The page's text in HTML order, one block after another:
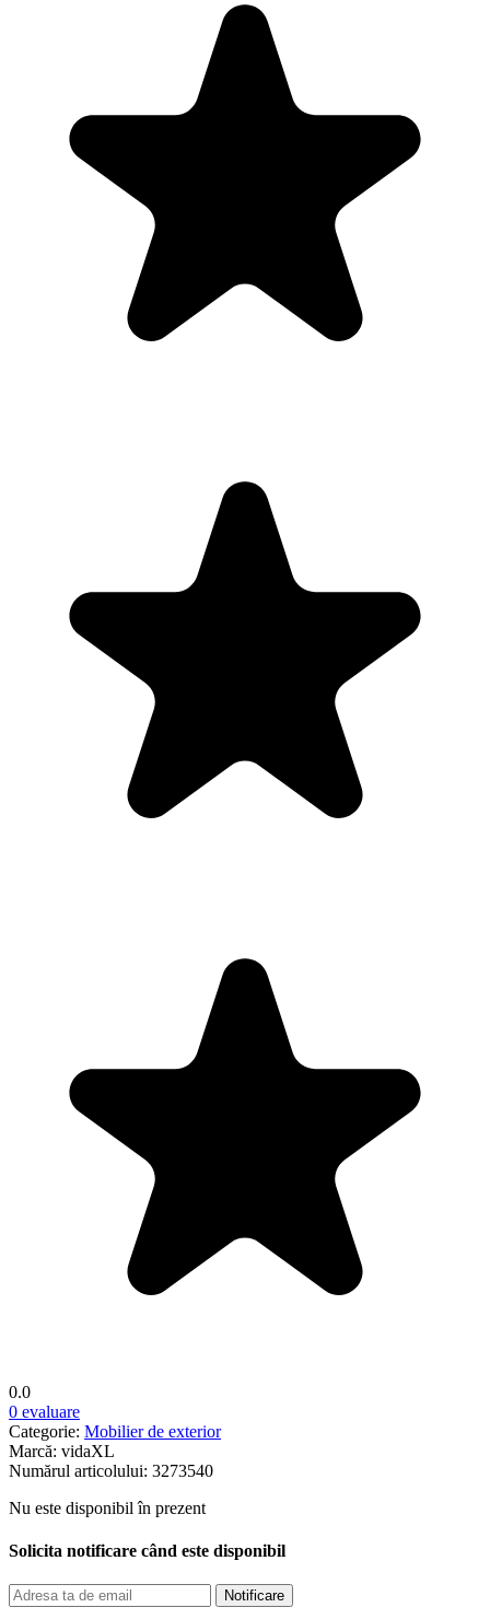
0.0
0 evaluare
Categorie: Mobilier de exterior
Marcă: vidaXL
Numărul articolului: 3273540
Nu este disponibil în prezent
Solicita notificare când este disponibil
Notificare